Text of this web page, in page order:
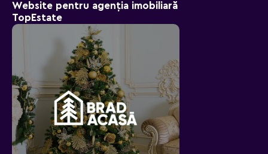
Website pentru agenția imobiliară
TopEstate